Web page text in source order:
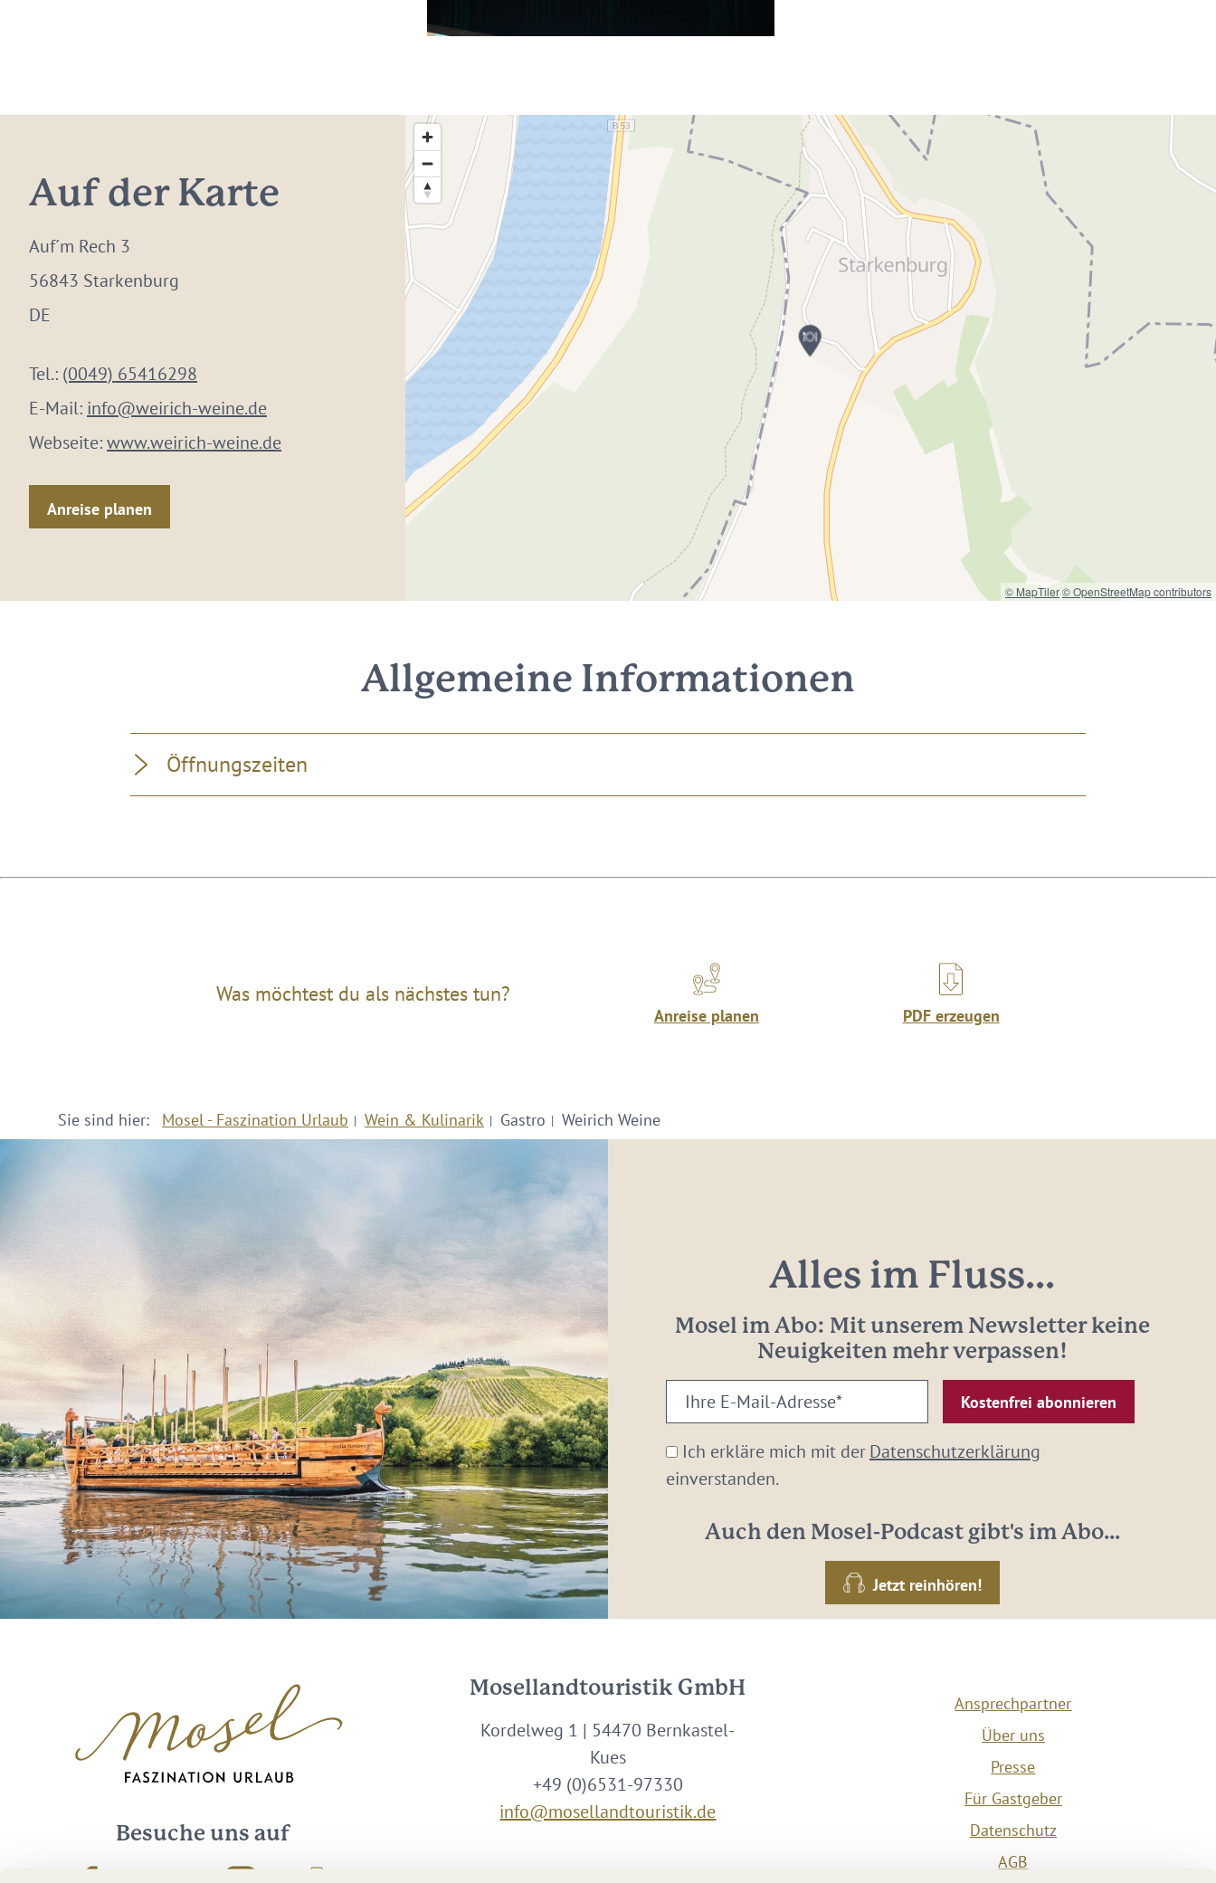
Auf der Karte
Auf´m Rech 3
56843 Starkenburg
DE
Tel.: (0049) 65416298
E-Mail: info@weirich-weine.de
Webseite:www.weirich-weine.de
Anreise planen
© MapTiler© OpenStreetMap contributors
Allgemeine Informationen
Öffnungszeiten
Was möchtest du als nächstes tun?
Anreise planen PDF erzeugen
Sie sind hier: Mosel - Faszination Urlaub Wein & Kulinarik Gastro Weirich Weine
Alles im Fluss...
Mosel im Abo: Mit unserem Newsletter keine
Neuigkeiten mehr verpassen!
Ihre
E-
Mail-
Adresse:
Ich erkläre mich mit derDatenschutzerklärung
einverstanden.
Auch den Mosel-Podcast gibt's im Abo...
Jetzt reinhören!
Besuche uns auf
Mosellandtouristik GmbH
Kordelweg 1 | 54470 Bernkastel-
Kues
+49 (0)6531-97330
info@mosellandtouristik.de
Ansprechpartner
Über uns
Presse
Für Gastgeber
Datenschutz
AGB